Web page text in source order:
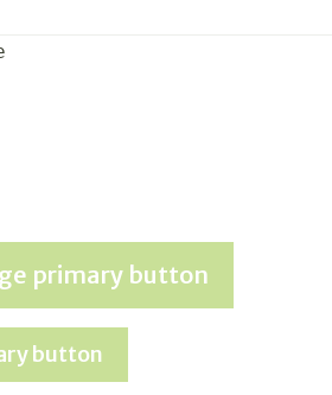
primary button
button